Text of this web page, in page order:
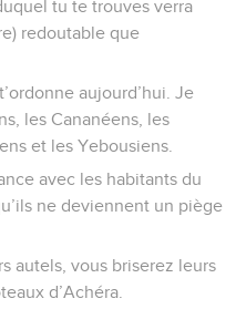
tu te trouves verra
redoutable que
aujourd’hui. Je
les Cananéens, les
et les Yebousiens.
avec les habitants du
ne deviennent un piège
autels, vous briserez leurs
d’Achéra.